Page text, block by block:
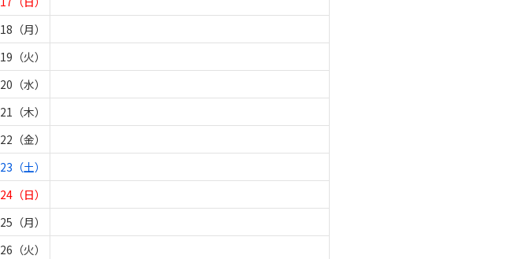
18（月）
19（火）
20（水）
21（木）
22（金）
23（土）
24（日）
25（月）
26（火）